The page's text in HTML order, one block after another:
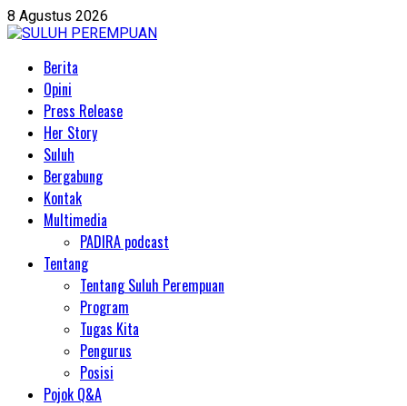
Skip
to
8 Agustus 2026
PrimaryBerita
Opini
Press Release
Her Story
Suluh
Bergabung
Kontak
Multimedia
PADIRA podcast
Tentang
Tentang Suluh Perempuan
Program
Tugas Kita
Pengurus
Posisi
Pojok Q&A